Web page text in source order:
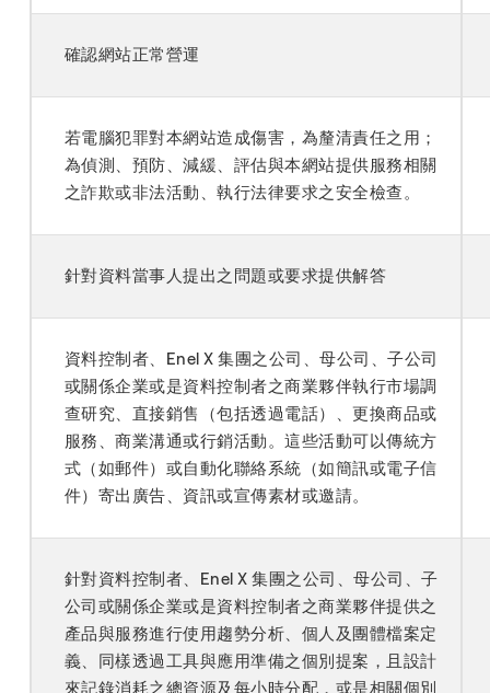
確認網站正常營運
若電腦犯罪對本網站造成傷害，為釐清責任之用；
為偵測、預防、減緩、評估與本網站提供服務相關
之詐欺或非法活動、執行法律要求之安全檢查。
針對資料當事人提出之問題或要求提供解答
資料控制者、Enel X 集團之公司、母公司、子公司
或關係企業或是資料控制者之商業夥伴執行市場調
查研究、直接銷售（包括透過電話）、更換商品或
服務、商業溝通或行銷活動。這些活動可以傳統方
式（如郵件）或自動化聯絡系統（如簡訊或電子信
件）寄出廣告、資訊或宣傳素材或邀請。
針對資料控制者、Enel X 集團之公司、母公司、子
公司或關係企業或是資料控制者之商業夥伴提供之
產品與服務進行使用趨勢分析、個人及團體檔案定
義、同樣透過工具與應用準備之個別提案，且設計
來記錄消耗之總資源及每小時分配，或是相關個別